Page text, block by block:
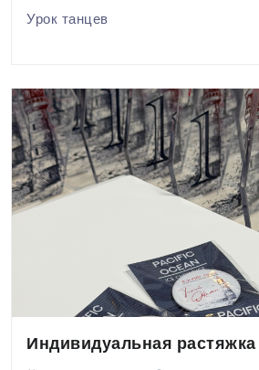
Урок танцев
Индивидуальная растяжка